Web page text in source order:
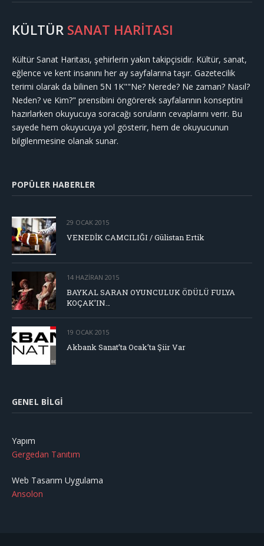
KÜLTÜR SANAT HARİTASI
Kültür Sanat Haritası, şehirlerin yakın takipçisidir. Kültür, sanat,
eğlence ve kent insanını her ay sayfalarına taşır. Gazetecilik
terimi olarak da bilinen 5N 1K""Ne? Nerede? Ne zaman? Nasıl?
Neden? ve Kim?" prensibini öngörerek sayfalarının konseptini
hazırlarken okuyucuya soracağı soruların cevaplarını verir. Bu
sayede hem okuyucuya yol gösterir, hem de okuyucunun
bilgilenmesine olanak sunar.
POPÜLER HABERLER
29 OCAK 2015
VENEDİK CAMCILIĞI / Gülistan Ertik
14 HAZIRAN 2015
BAYKAL SARAN OYUNCULUK ÖDÜLÜ FULYA
KOÇAK’IN…
19 OCAK 2015
Akbank Sanat’ta Ocak’ta Şiir Var
GENEL BILGI
Yapım
Gergedan Tanıtım
Web Tasarım Uygulama
Ansolon